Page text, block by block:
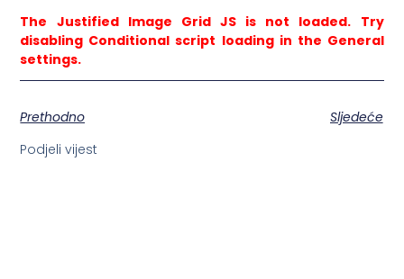
The Justified Image Grid JS is not loaded. Try
disabling Conditional script loading in the General
settings.
Prethodno
Sljedeće
Podjeli vijest